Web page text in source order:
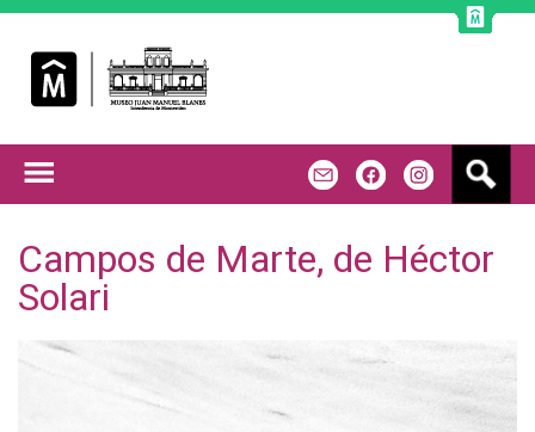
Campos de Marte, de Héctor
Solari
s
a